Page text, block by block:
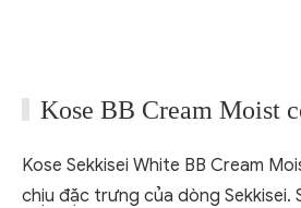
Kose BB Cream Moist
Kose Sekkisei White BB Cream
chịu đặc trưng của dòng Sekkisei.